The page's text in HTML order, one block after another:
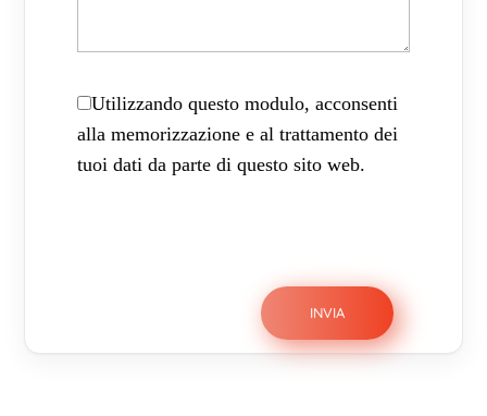
Utilizzando questo modulo, acconsenti
alla memorizzazione e al trattamento dei
tuoi dati da parte di questo sito web.